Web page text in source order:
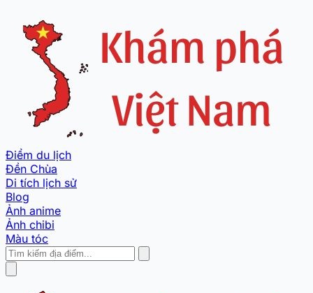
Điểm du lịch
Đền Chùa
Di tích lịch sử
Blog
Ảnh anime
Ảnh chibi
Màu tóc